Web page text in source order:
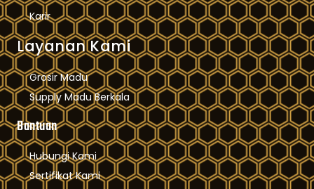
Karir
Layanan Kami
Grosir Madu
Supply Madu Berkala
Bantuan
Hubungi Kami
Sertifikat Kami